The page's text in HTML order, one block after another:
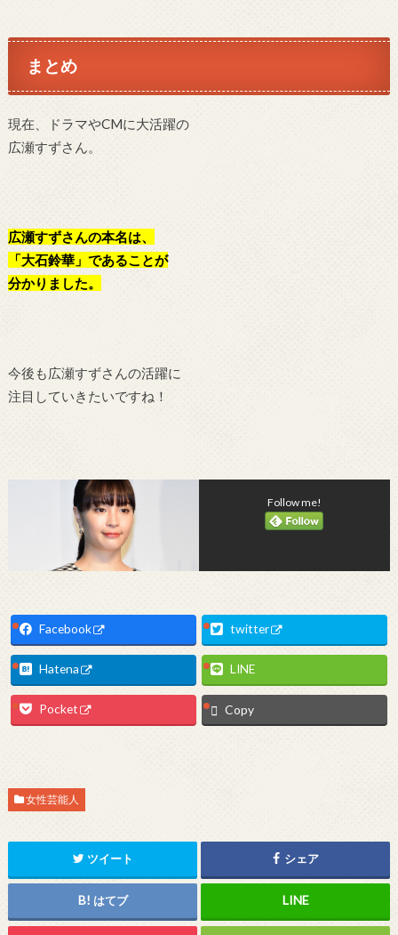
まとめ
現在、ドラマやCMに大活躍の
広瀬すずさん。
広瀬すずさんの本名は、
「大石鈴華」であることが
分かりました。
今後も広瀬すずさんの活躍に
注目していきたいですね！
Follow me!
Facebook twitter
Hatena LINE
Pocket Copy
女性芸能人
ツイート シェア
はてブ